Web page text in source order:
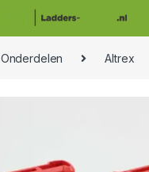
Onderdelen Altrex